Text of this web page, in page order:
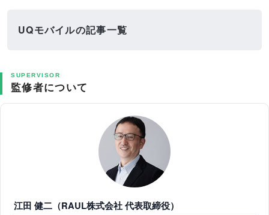
UQモバイルの記事一覧
SUPERVISOR
監修者について
江田 健二（RAUL株式会社 代表取締役）